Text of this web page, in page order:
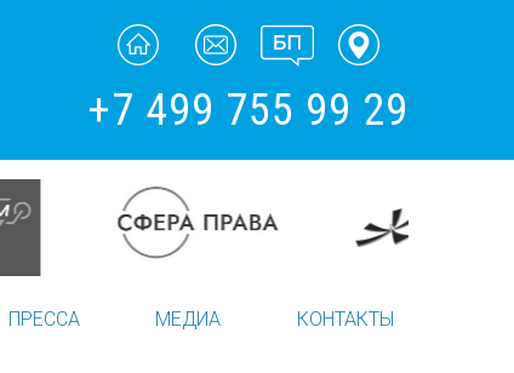
+7 499 755 99 29
ПРЕССА МЕДИА КОНТАКТЫ